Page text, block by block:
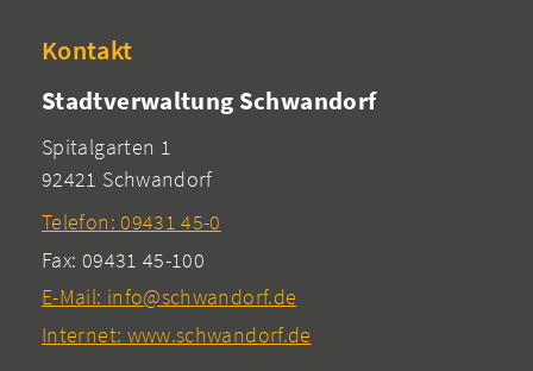
Kontakt
Stadtverwaltung Schwandorf
Spitalgarten 1
92421 Schwandorf
Telefon: 09431 45-0
Fax: 09431 45-100
E-Mail: info@schwandorf.de
Internet: www.schwandorf.de